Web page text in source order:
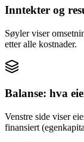
Inntekter og
Søyler viser
etter alle kostnader.
Balanse: hva
Venstre side viser
finansiert